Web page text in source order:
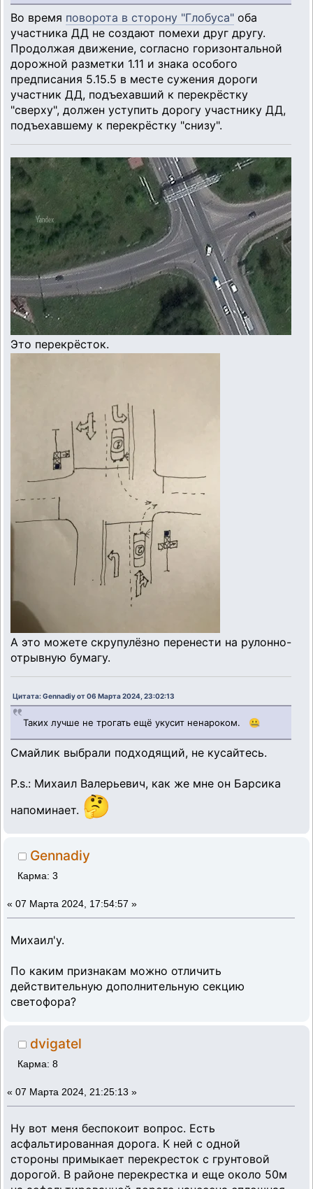
Во время поворота в сторону "Глобуса" оба
участника ДД не создают помехи друг другу.
Продолжая движение, согласно горизонтальной
дорожной разметки 1.11 и знака особого
предписания 5.15.5 в месте сужения дороги
участник ДД, подъехавший к перекрёстку
"сверху", должен уступить дорогу участнику ДД,
подъехавшему к перекрёстку "снизу".
Это перекрёсток.
А это можете скрупулёзно перенести на рулонно-
отрывную бумагу.
Цитата: Gennadiy от 06 Марта 2024, 23:02:13
Таких лучше не трогать ещё укусит ненароком. 🤐
Смайлик выбрали подходящий, не кусайтесь.
P.s.: Михаил Валерьевич, как же мне он Барсика
напоминает. 🤔
Gennadiy
Карма: 3
« 07 Марта 2024, 17:54:57 »
Михаил'у.
По каким признакам можно отличить
действительную дополнительную секцию
светофора?
dvigatel
Карма: 8
« 07 Марта 2024, 21:25:13 »
Ну вот меня беспокоит вопрос. Есть
асфальтированная дорога. К ней с одной
стороны примыкает перекресток с грунтовой
дорогой. В районе перекрестка и еще около 50м